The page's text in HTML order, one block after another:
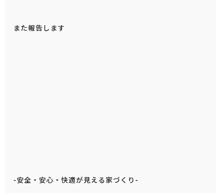
また報告します
-安全・安心・快適が見える家づくり-